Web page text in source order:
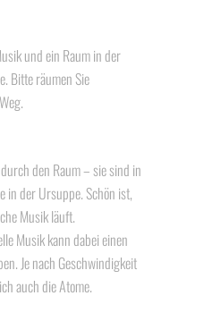
und ein Raum in der
Bitte räumen Sie
den Raum – sie sind in
in der Ursuppe. Schön ist,
Musik läuft.
Musik kann dabei einen
Je nach Geschwindigkeit
auch die Atome.